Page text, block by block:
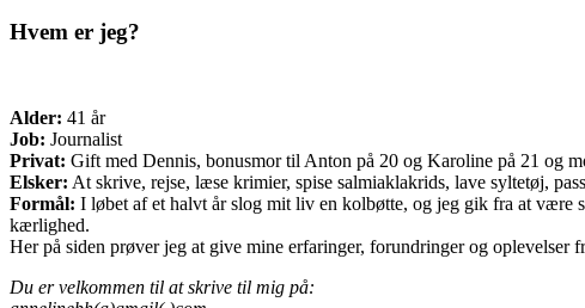
Hvem er jeg?
Alder: 41 år
Job: Journalist
Privat: Gift med Dennis, bonusmor til Anton på 20 og Karoline på 21 og
Elsker: At skrive, rejse, læse krimier, spise salmiaklakrids, lave syltetøj,
Formål: I løbet af et halvt år slog mit liv en kolbøtte, og jeg gik fra at
kærlighed.
Her på siden prøver jeg at give mine erfaringer, forundringer og oplevelser
Du er velkommen til at skrive til mig på: